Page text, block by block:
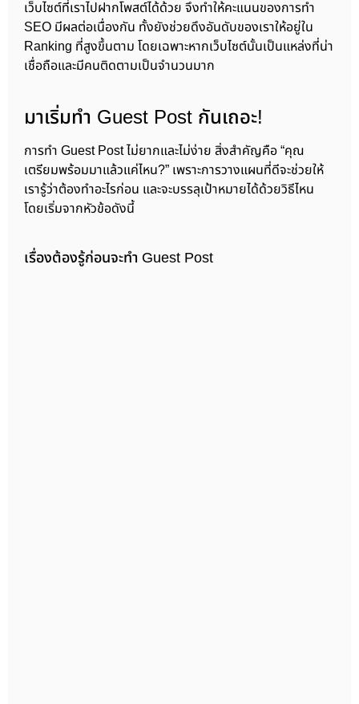
เว็บไซต์ที่เราไปฝากโพสต์ได้ด้วย จึงทำให้คะแนนของการทำ
SEO มีผลต่อเนื่องกัน ทั้งยังช่วยดึงอันดับของเราให้อยู่ใน
Ranking ที่สูงขึ้นตาม โดยเฉพาะหากเว็บไซต์นั้นเป็นแหล่งที่น่า
เชื่อถือและมีคนติดตามเป็นจำนวนมาก
มาเริ่มทำ Guest Post กันเถอะ!
การทำ Guest Post ไม่ยากและไม่ง่าย สิ่งสำคัญคือ “คุณ
เตรียมพร้อมมาแล้วแค่ไหน?” เพราะการวางแผนที่ดีจะช่วยให้
เรารู้ว่าต้องทำอะไรก่อน และจะบรรลุเป้าหมายได้ด้วยวิธีไหน
โดยเริ่มจากหัวข้อดังนี้
เรื่องต้องรู้ก่อนจะทำ Guest Post